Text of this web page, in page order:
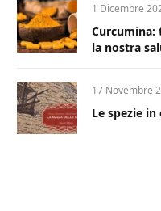
1 Dicembre
la nostra
17 Novembre
Le spezie